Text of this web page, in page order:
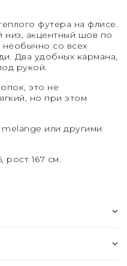
футера на флисе.
акцентный шов по
со всех
Два удобных кармана,
рукой.
это не
но при этом
или другими
рост 167 см.